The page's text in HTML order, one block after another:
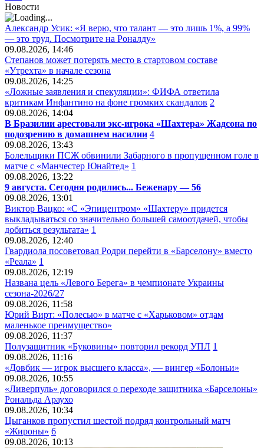
Новости
Александр Усик: «Я верю, что талант — это лишь 1%, а 99%
— это труд. Посмотрите на Роналду»
09.08.2026, 14:46
Степанов может потерять место в стартовом составе
«Утрехта» в начале сезона
09.08.2026, 14:25
«Ложные заявления и спекуляции»: ФИФА ответила
критикам Инфантино на фоне громких скандалов 2
09.08.2026, 14:04
В Бразилии арестовали экс-игрока «Шахтера» Жадсона по
подозрению в домашнем насилии 4
09.08.2026, 13:43
Болельщики ПСЖ обвинили Забарного в пропущенном голе в
матче с «Манчестер Юнайтед» 1
09.08.2026, 13:22
9 августа. Сегодня родились... Беженару — 56
09.08.2026, 13:01
Виктор Вацко: «С «Эпицентром» «Шахтеру» придется
выкладываться со значительно большей самоотдачей, чтобы
добиться результата» 1
09.08.2026, 12:40
Гвардиола посоветовал Родри перейти в «Барселону» вместо
«Реала» 1
09.08.2026, 12:19
Названа цель «Левого Берега» в чемпионате Украины
сезона-2026/27
09.08.2026, 11:58
Юрий Вирт: «Полесью» в матче с «Харьковом» отдам
маленькое преимущество»
09.08.2026, 11:37
Полузащитник «Буковины» повторил рекорд УПЛ 1
09.08.2026, 11:16
«Довбик — игрок высшего класса», — вингер «Болоньи»
09.08.2026, 10:55
«Ливерпуль» договорился о переходе защитника «Барселоны»
Рональда Араухо
09.08.2026, 10:34
Цыганков пропустил шестой подряд контрольный матч
«Жироны» 6
09.08.2026, 10:13